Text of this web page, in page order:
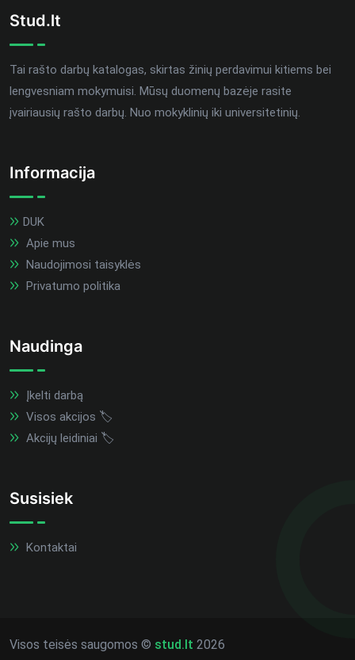
Stud.lt
Tai rašto darbų katalogas, skirtas žinių perdavimui kitiems bei
lengvesniam mokymuisi. Mūsų duomenų bazėje rasite
įvairiausių rašto darbų. Nuo mokyklinių iki universitetinių.
Informacija
DUK
Apie mus
Naudojimosi taisyklės
Privatumo politika
Naudinga
Įkelti darbą
Visos akcijos 🏷️
Akcijų leidiniai 🏷️
Susisiek
Kontaktai
Visos teisės saugomos © stud.lt 2026